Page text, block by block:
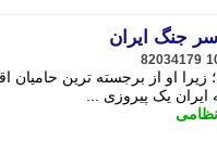
جنگ ایران
82034179
او از برجسته ترین حامیان
یک پیروزی ...
نظامی